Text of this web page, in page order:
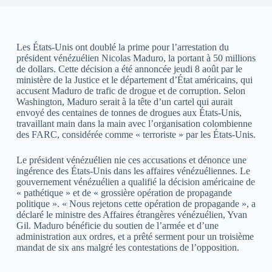
Les États-Unis ont doublé la prime pour l’arrestation du
président vénézuélien Nicolas Maduro, la portant à 50 millions
de dollars. Cette décision a été annoncée jeudi 8 août par le
ministère de la Justice et le département d’État américains, qui
accusent Maduro de trafic de drogue et de corruption. Selon
Washington, Maduro serait à la tête d’un cartel qui aurait
envoyé des centaines de tonnes de drogues aux États-Unis,
travaillant main dans la main avec l’organisation colombienne
des FARC, considérée comme « terroriste » par les États-Unis.
Le président vénézuélien nie ces accusations et dénonce une
ingérence des États-Unis dans les affaires vénézuéliennes. Le
gouvernement vénézuélien a qualifié la décision américaine de
« pathétique » et de « grossière opération de propagande
politique ». « Nous rejetons cette opération de propagande », a
déclaré le ministre des Affaires étrangères vénézuélien, Yvan
Gil. Maduro bénéficie du soutien de l’armée et d’une
administration aux ordres, et a prêté serment pour un troisième
mandat de six ans malgré les contestations de l’opposition.